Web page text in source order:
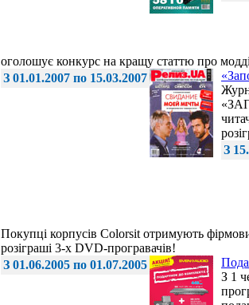
оголошує конкурс на кращу статтю про
З 01.01.2007 по 15.03.2007
З
Покупці корпусів Colorsit отримують
розіграші 3-х DVD-програвачів!
З 01.06.2005 по 01.07.2005
З 1